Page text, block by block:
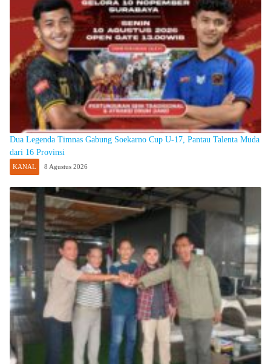
Dua Legenda Timnas Gabung Soekarno Cup U-17, Pantau Talenta Muda
dari 16 Provinsi
KANAL 8 Agustus 2026